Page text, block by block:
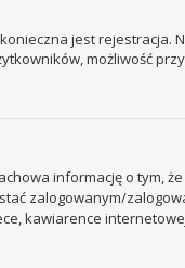
jest
możliwość
informację o tym,
zalogowanym/
kawiarence